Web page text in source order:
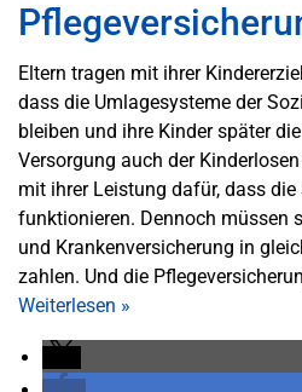
Eltern tragen mit ihrer
dass die Umlagesysteme der
bleiben und ihre Kinder später
Versorgung auch der
mit ihrer Leistung dafür, dass
funktionieren. Dennoch müssen
und Krankenversicherung in
zahlen. Und die
Weiterlesen »